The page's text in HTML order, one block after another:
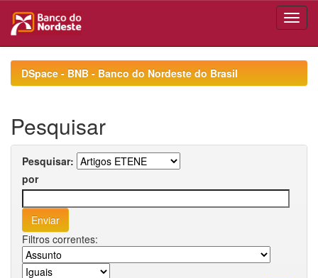
navigationDSpace - BNB - Banco do Nordeste do Brasil
Pesquisar
Pesquisar:
por
Filtros correntes: